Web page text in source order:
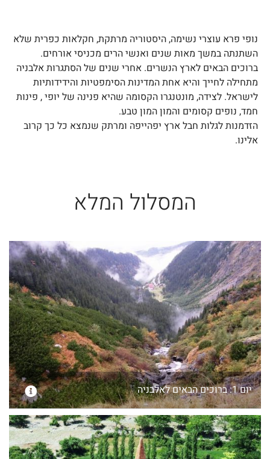
נופי פרא עוצרי נשימה, היסטוריה מרתקת, חקלאות כפרית שלא
השתנתה במשך מאות שנים ואנשי הרים מכניסי אורחים.
ברוכים הבאים לארץ הנשרים. אחרי שנים של הסתגרות אלבניה
מתחילה לחייך והיא אחת המדינות הסימפטיות והידידותיות
לישראל. לצידה, מונטנגרו הקסומה שהיא פנינה של יופי , פינות
חמד, נופים קסומים והמון המון טבע.
הזדמנות לגלות חבל ארץ יפהייפה ומרתק שנמצא כל כך קרוב
אלינו.
המסלול המלא
יום 1: ברוכים הבאים לאלבניה